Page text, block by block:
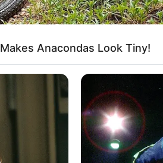
ohne dass sich dadurch der Preis
Anacondas Look Tiny!